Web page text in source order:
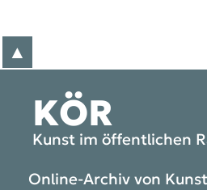
▲
KÖR
Kunst im öffentlichen
Online-Archiv von